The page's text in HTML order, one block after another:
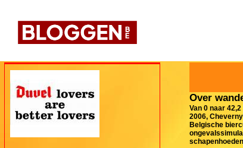
Over
Van 0 naar
2006,
Belgische